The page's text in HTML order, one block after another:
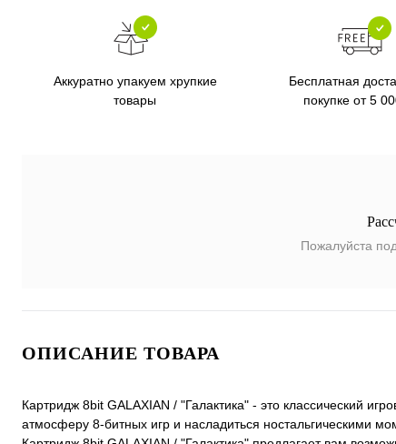
Аккуратно упакуем хрупкие
товары
Бесплатная
покупке от 5
Пожалуйста
ОПИСАНИЕ ТОВАРА
Картридж 8bit GALAXIAN / "Галактика" - это классический
атмосферу 8-битных игр и насладиться ностальгическими